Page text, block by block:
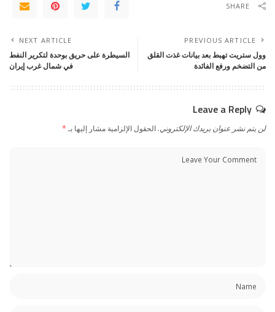
SHARE
PREVIOUS ARTICLE
وول ستريت تهبط بعد بيانات غذت القلق
من التضخم ورفع الفائدة
NEXT ARTICLE
السيطرة على حريق بوحدة لتكرير النفط
في شمال غرب إيران
Leave a Reply
لن يتم نشر عنوان بريدك الإلكتروني.الحقول الإلزامية مشار إليها بـ*